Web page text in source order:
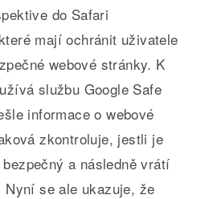
do Safari
mají ochránit uživatele
webové stránky. K
službu Google Safe
informace o webové
zkontroluje, jestli je
a následně vrátí
se ale ukazuje, že